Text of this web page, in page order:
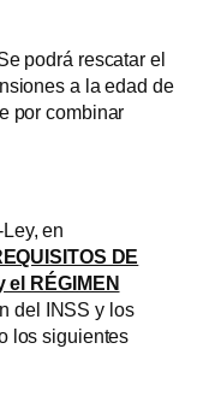
podrá rescatar el
a la edad de
por combinar
en
DE
el RÉGIMEN
del INSS y los
los siguientes